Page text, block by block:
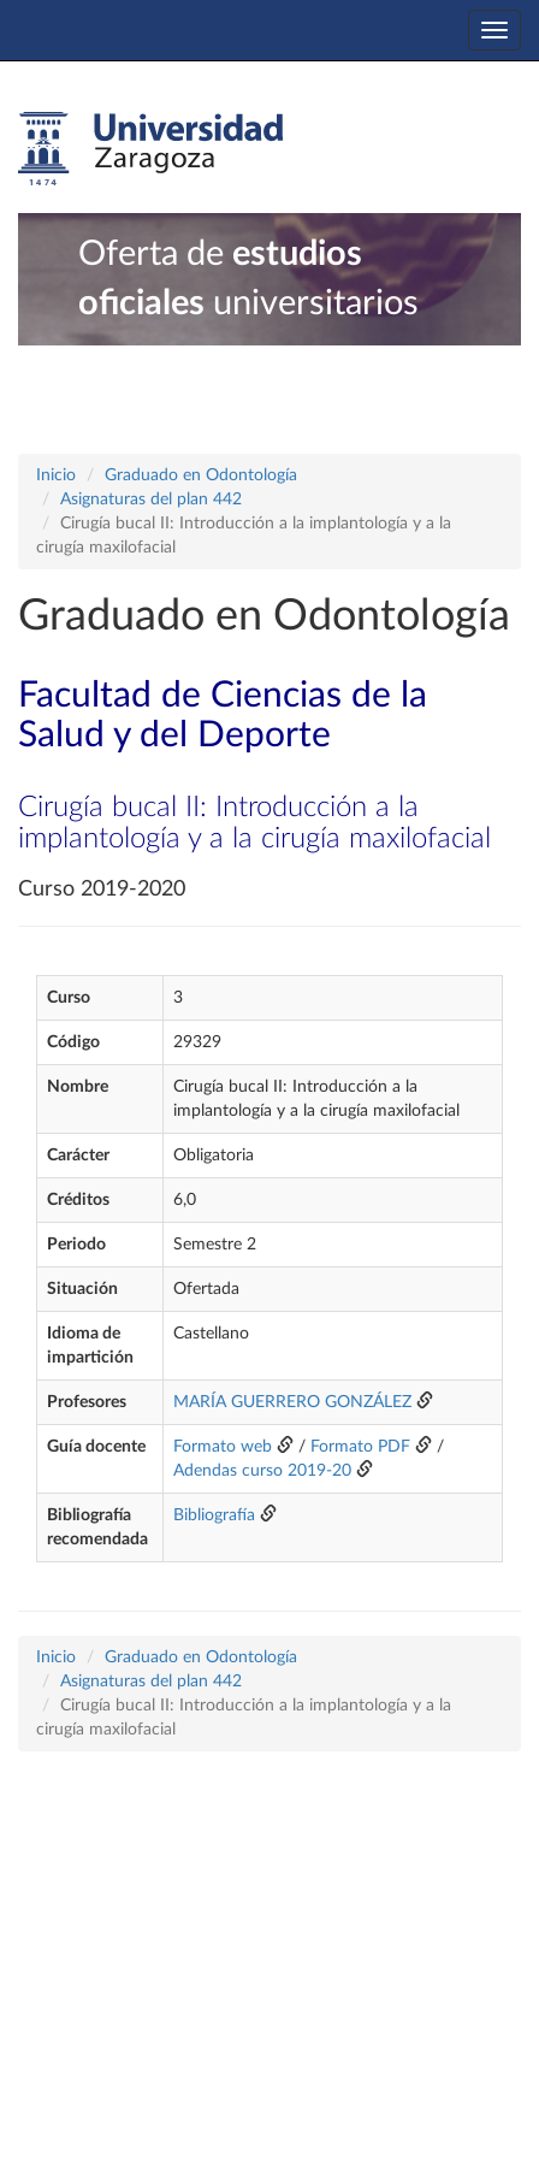
Oferta de estudios
oficiales universitarios
Inicio
Graduado en Odontología
Asignaturas del plan 442
Cirugía bucal II: Introducción a la implantología y a la
cirugía maxilofacial
Graduado en Odontología
Facultad de Ciencias de la
Salud y del Deporte
Cirugía bucal II: Introducción a la
implantología y a la cirugía maxilofacial
Curso 2019-2020
Curso 3
Código 29329
Nombre
Cirugía bucal II: Introducción a la
implantología y a la cirugía maxilofacial
Carácter Obligatoria
Créditos 6,0
Periodo Semestre 2
Situación Ofertada
Idioma de
impartición
Castellano
Profesores MARÍA GUERRERO GONZÁLEZ
Guía docente Formato web / Formato PDF
/
Adendas curso 2019-20
Bibliografía
recomendada
Bibliografía
Inicio
Graduado en Odontología
Asignaturas del plan 442
Cirugía bucal II: Introducción a la implantología y a la
cirugía maxilofacial